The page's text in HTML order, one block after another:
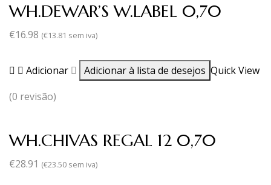
WH.DEWAR’S W.LABEL 0,70
€16.98 (€13.81 sem iva)
Adicionar Adicionar à lista de desejos Quick View
(0 revisão)
WH.CHIVAS REGAL 12 0,70
€28.91 (€23.50 sem iva)